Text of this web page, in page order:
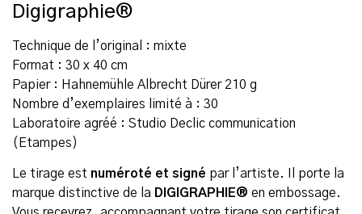
Digigraphie®
Technique de l’original : mixte
Format : 30 x 40 cm
Papier : Hahnemühle Albrecht Dürer 210 g
Nombre d’exemplaires limité à : 30
Laboratoire agréé : Studio Declic communication
(Etampes)
Le tirage est numéroté et signé par l’artiste. Il porte la
marque distinctive de la DIGIGRAPHIE® en embossage.